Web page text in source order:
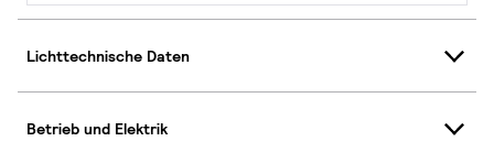
Lichttechnische Daten
Betrieb und Elektrik